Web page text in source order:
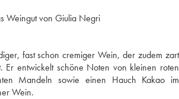
Weingut von Giulia Negri
fast schon cremiger Wein, der zudem zart
Er entwickelt schöne Noten von kleinen roten
Mandeln sowie einen Hauch Kakao im
Wein.